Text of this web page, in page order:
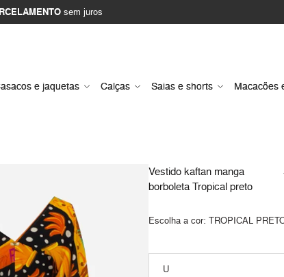
sem juros
e jaquetas Calças Saias e shorts Macacões
Vestido kaftan manga
borboleta Tropical preto
Escolha a cor: TROPICAL